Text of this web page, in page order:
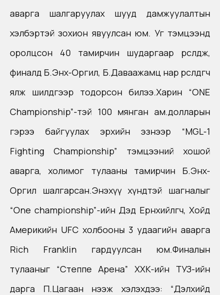
аварга шалгаруулах шууд дамжуулалтын
хэлбэртэй зохион явуулсан юм. Уг тэмцээнд
оролцсон 40 тамирчин шударгаар өрсөлдөж,
финалд Б.Энх-Оргил, Б.Даваажамц нар өрсөлдөгчөө
ялж шилдгээр тодорсон билээ.Харин “ONE
Championship”-тэй 100 мянган ам.долларын
гэрээ байгуулах эрхийн эзнээр “MGL-1
Fighting Championship” тэмцээний хошой
аварга, холимог тулааны тамирчин Б.Энх-
Оргил шалгарсан.Энэхүү хүндтэй шагналыг
“One championship”-ийн Дэд Ерөнхийлөгч, Хойд
Америкийн UFC холбооны 3 удаагийн аварга
Rich Franklin гардуулсан юм.Финалын
тулааныг “Степпе Арена” ХХК-ийн ТУЗ-ийн
дарга П.Цагаан нээж хэлэхдээ: “Дэлхийд